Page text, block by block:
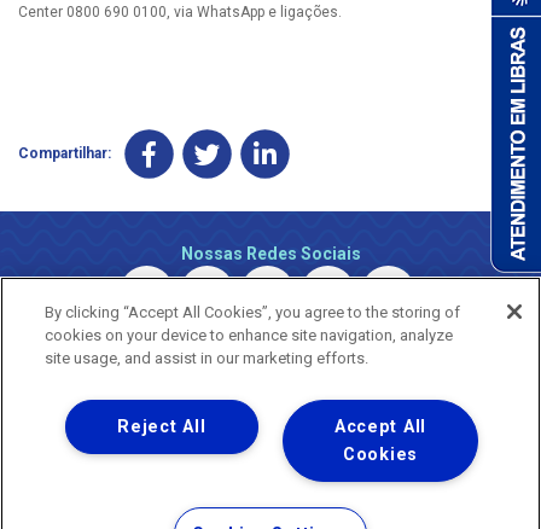
Center 0800 690 0100, via WhatsApp e ligações.
Compartilhar:
Nossas Redes Sociais
Copyright © 2026 - Todos os Direitos Reservados.
Nossa natureza movimenta a vida
Termos Gerais de Uso de Sites e Aplicativos
By clicking “Accept All Cookies”, you agree to the storing of
cookies on your device to enhance site navigation, analyze
site usage, and assist in our marketing efforts.
Accept All
Cookies
Reject All